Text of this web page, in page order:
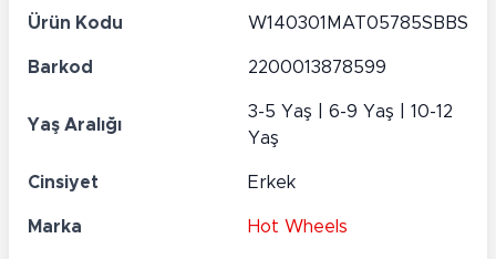
Ürün Kodu W140301MAT05785SBBS
Barkod 2200013878599
Yaş Aralığı
3-5 Yaş | 6-9 Yaş | 10-12
Yaş
Cinsiyet Erkek
Marka Hot Wheels